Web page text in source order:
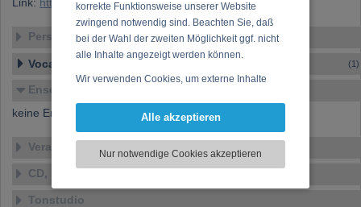
korrekte Funktionsweise unserer Website
zwingend notwendig sind. Beachten Sie, daß
bei der Wahl der zweiten Möglichkeit ggf. nicht
alle Inhalte angezeigt werden können.
Wir verwenden Cookies, um externe Inhalte
Funktionen für soziale Medien anbieten zu
zu analysieren. Dabei werden ggf.
Informationen zu Ihrer Verwendung unserer
soziale Medien, Werbung und Analysen
Alle akzeptieren
Nur notwendige Cookies akzeptieren
Personen-Details
Vocal – Instrumental – Komposition... (1)
Ensembles
keine Ensembles verfügbar
Veranstaltungen
CD, DVD, Vinyl
Tonstudio